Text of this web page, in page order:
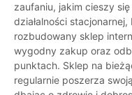
zaufaniu, jakim cieszy
działalności
rozbudowany sklep
wygodny zakup oraz
punktach. Sklep na
regularnie poszerza